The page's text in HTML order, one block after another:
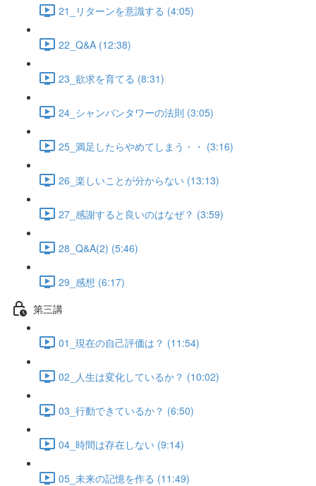
21_リターンを意識する (4:05)
22_Q&A (12:38)
23_欲求を育てる (8:31)
24_シャンパンタワーの法則 (3:05)
25_満足したらやめてしまう・・ (3:16)
26_楽しいことが分からない (13:13)
27_感謝すると良いのはなぜ？ (3:59)
28_Q&A(2) (5:46)
29_感想 (6:17)
第三講
01_現在の自己評価は？ (11:54)
02_人生は変化しているか？ (10:02)
03_行動できているか？ (6:50)
04_時間は存在しない (9:14)
05_未来の記憶を作る (11:49)